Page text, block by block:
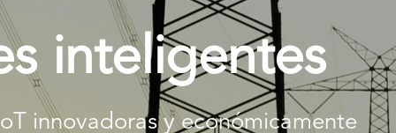
inteligentes
innovadoras y económicamente